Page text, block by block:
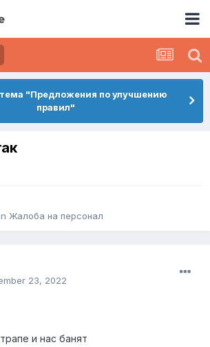
"Предложения по улучшению
правил"
Жалоба на персонал
23, 2022
и нас банят